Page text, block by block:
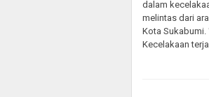
dalam
melintas dari
Kota Sukabumi.
Kecelakaan